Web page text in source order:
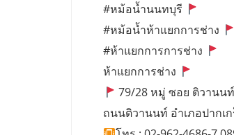
#หม้อน้ำนนทบุรี
#หม้อน้ำห้าแยกการช่าง
#ห้าแยกการการช่าง
ห้าแยกการช่าง
79/28 หมู่ ซอย ติวานน
ถนนติวานนท์ อำเภอปากเ